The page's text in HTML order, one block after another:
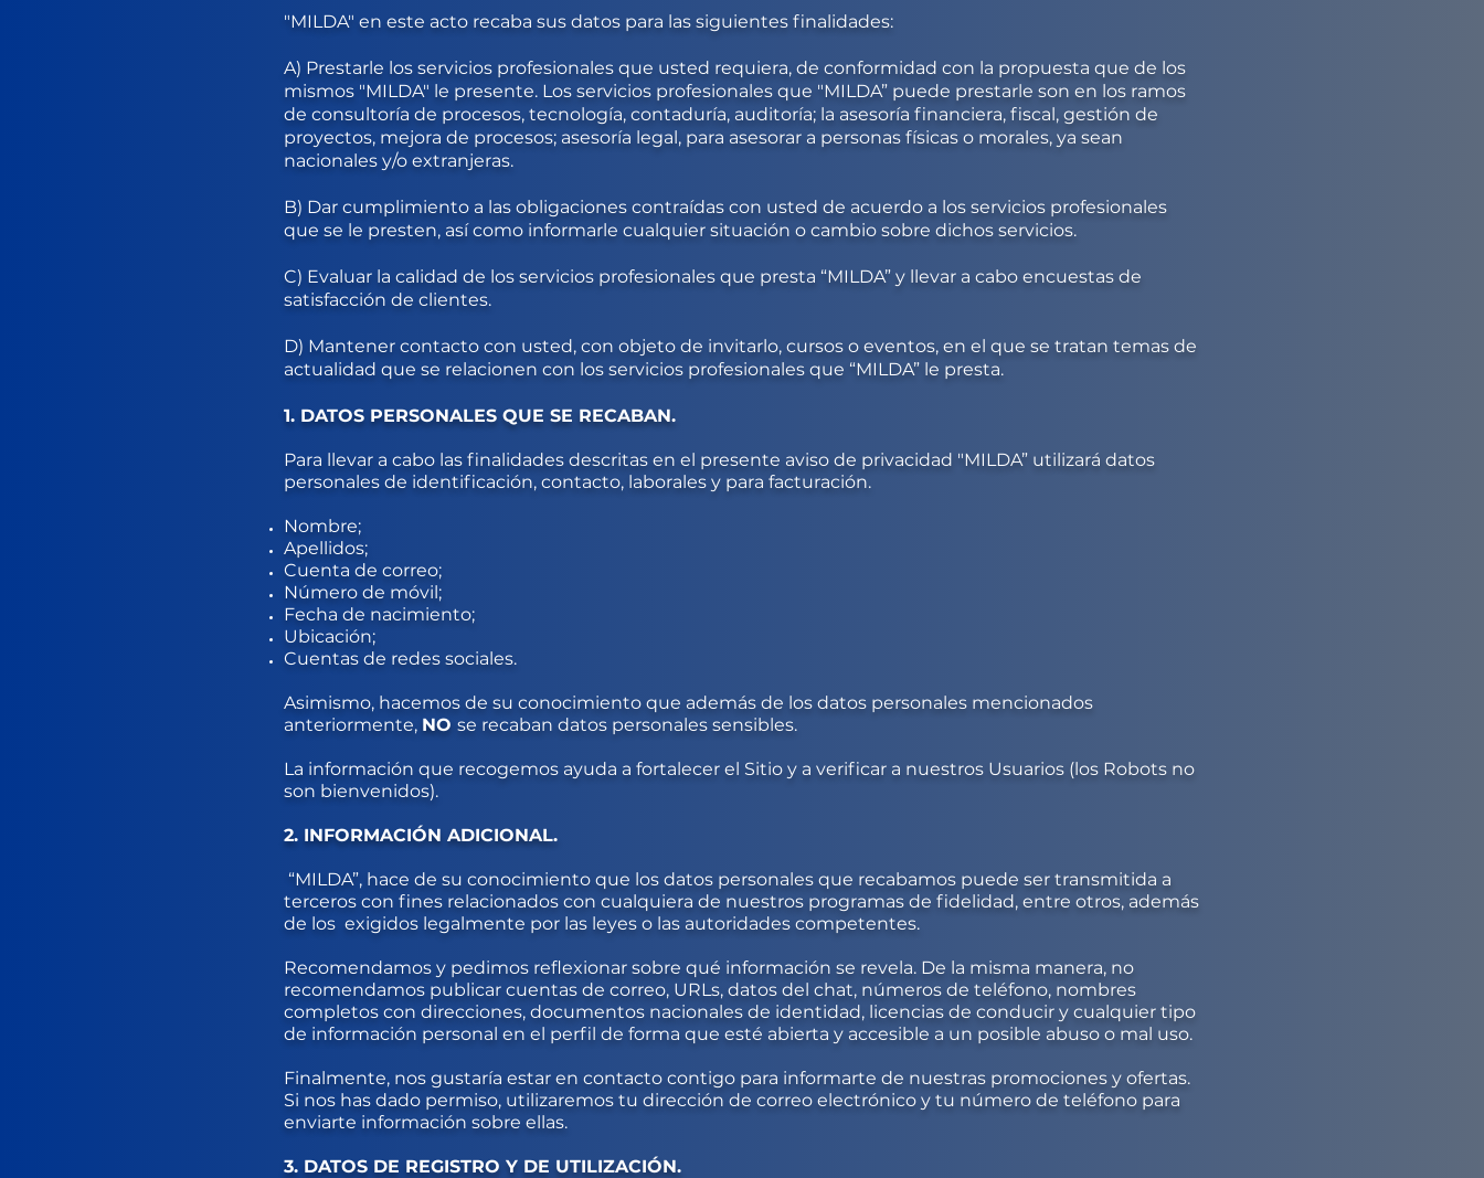
"MILDA" en este acto recaba sus datos para las siguientes finalidades:
A) Prestarle los servicios profesionales que usted requiera, de conformidad con la propuesta que de los
mismos "MILDA" le presente. Los servicios profesionales que "MILDA” puede prestarle son en los ramos
de consultoría de procesos, tecnología, contaduría, auditoría; la asesoría financiera, fiscal, gestión de
proyectos, mejora de procesos; asesoría legal, para asesorar a personas físicas o morales, ya sean
nacionales y/o extranjeras.
B) Dar cumplimiento a las obligaciones contraídas con usted de acuerdo a los servicios profesionales
que se le presten, así como informarle cualquier situación o cambio sobre dichos servicios.
C) Evaluar la calidad de los servicios profesionales que presta “MILDA” y llevar a cabo encuestas de
satisfacción de clientes.
D) Mantener contacto con usted, con objeto de invitarlo, cursos o eventos, en el que se tratan temas de
actualidad que se relacionen con los servicios profesionales que “MILDA” le presta.
1. DATOS PERSONALES QUE SE RECABAN.
Para llevar a cabo las finalidades descritas en el presente aviso de privacidad "MILDA” utilizará datos
personales de identificación, contacto, laborales y para facturación.
Nombre;
Apellidos;
Cuenta de correo;
Número de móvil;
Fecha de nacimiento;
Ubicación;
Cuentas de redes sociales.
Asimismo, hacemos de su conocimiento que además de los datos personales mencionados
anteriormente, NO se recaban datos personales sensibles.
La información que recogemos ayuda a fortalecer el Sitio y a verificar a nuestros Usuarios (los Robots no
son bienvenidos).
2. INFORMACIÓN ADICIONAL.
“MILDA”, hace de su conocimiento que los datos personales que recabamos puede ser transmitida a
terceros con fines relacionados con cualquiera de nuestros programas de fidelidad, entre otros, además
de los exigidos legalmente por las leyes o las autoridades competentes.
Recomendamos y pedimos reflexionar sobre qué información se revela. De la misma manera, no
recomendamos publicar cuentas de correo, URLs, datos del chat, números de teléfono, nombres
completos con direcciones, documentos nacionales de identidad, licencias de conducir y cualquier tipo
de información personal en el perfil de forma que esté abierta y accesible a un posible abuso o mal uso.
Finalmente, nos gustaría estar en contacto contigo para informarte de nuestras promociones y ofertas.
Si nos has dado permiso, utilizaremos tu dirección de correo electrónico y tu número de teléfono para
enviarte información sobre ellas.
3. DATOS DE REGISTRO Y DE UTILIZACIÓN.